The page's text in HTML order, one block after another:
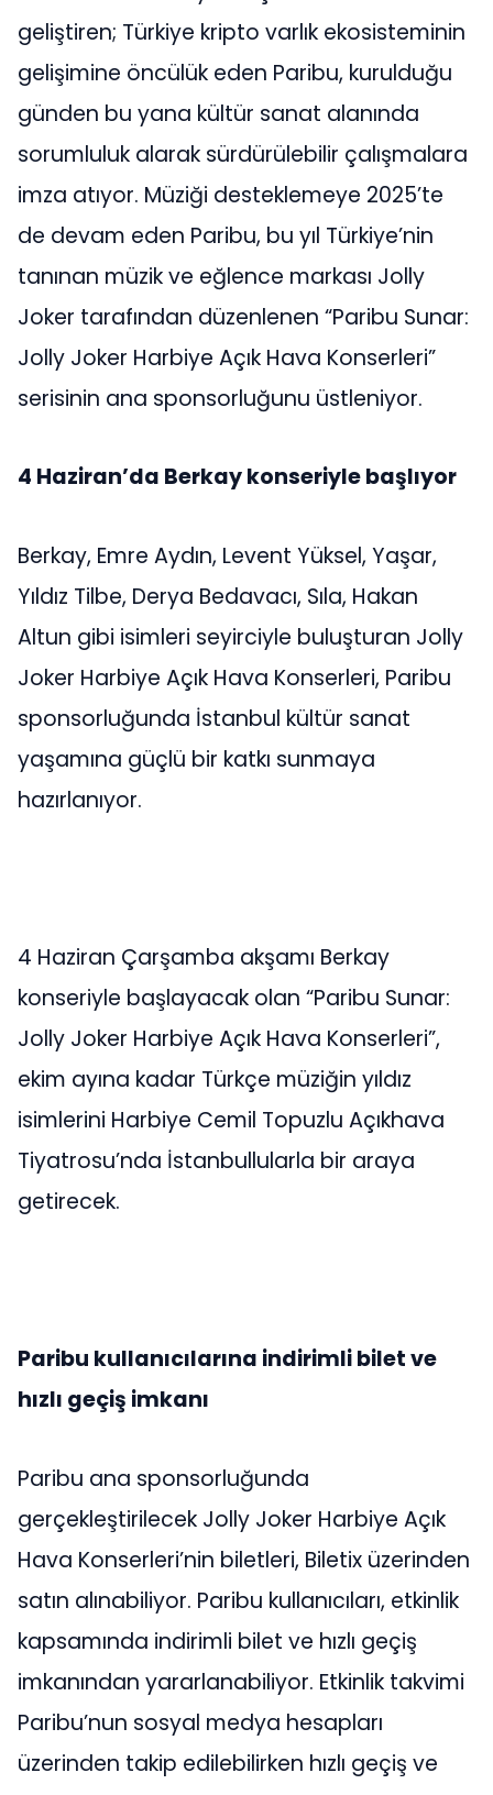
geliştiren; Türkiye kripto varlık ekosisteminin
gelişimine öncülük eden Paribu, kurulduğu
günden bu yana kültür sanat alanında
sorumluluk alarak sürdürülebilir çalışmalara
imza atıyor. Müziği desteklemeye 2025’te
de devam eden Paribu, bu yıl Türkiye’nin
tanınan müzik ve eğlence markası Jolly
Joker tarafından düzenlenen “Paribu Sunar:
Jolly Joker Harbiye Açık Hava Konserleri”
serisinin ana sponsorluğunu üstleniyor.
4 Haziran’da Berkay konseriyle başlıyor
Berkay, Emre Aydın, Levent Yüksel, Yaşar,
Yıldız Tilbe, Derya Bedavacı, Sıla, Hakan
Altun gibi isimleri seyirciyle buluşturan Jolly
Joker Harbiye Açık Hava Konserleri, Paribu
sponsorluğunda İstanbul kültür sanat
yaşamına güçlü bir katkı sunmaya
hazırlanıyor.
4 Haziran Çarşamba akşamı Berkay
konseriyle başlayacak olan “Paribu Sunar:
Jolly Joker Harbiye Açık Hava Konserleri”,
ekim ayına kadar Türkçe müziğin yıldız
isimlerini Harbiye Cemil Topuzlu Açıkhava
Tiyatrosu’nda İstanbullularla bir araya
getirecek.
Paribu kullanıcılarına indirimli bilet ve
hızlı geçiş imkanı
Paribu ana sponsorluğunda
gerçekleştirilecek Jolly Joker Harbiye Açık
Hava Konserleri’nin biletleri, Biletix üzerinden
satın alınabiliyor. Paribu kullanıcıları, etkinlik
kapsamında indirimli bilet ve hızlı geçiş
imkanından yararlanabiliyor. Etkinlik takvimi
Paribu’nun sosyal medya hesapları
üzerinden takip edilebilirken hızlı geçiş ve